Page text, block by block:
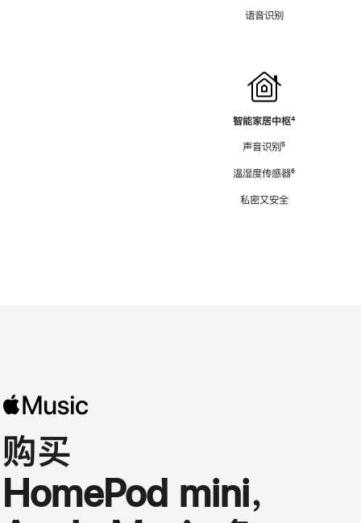
语音识别
智能家居中枢脚
⁴
声音识别脚
⁵
温湿度传感器脚
⁶
私密又安全
购买
HomePod mini，